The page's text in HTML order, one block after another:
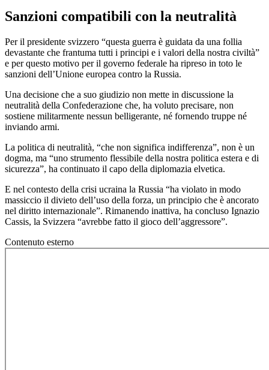
Sanzioni compatibili con la neutralità
Per il presidente svizzero “questa guerra è guidata da una follia
devastante che frantuma tutti i principi e i valori della nostra civiltà”
e per questo motivo per il governo federale ha ripreso in toto le
sanzioni dell’Unione europea contro la Russia.
Una decisione che a suo giudizio non mette in discussione la
neutralità della Confederazione che, ha voluto precisare, non
sostiene militarmente nessun belligerante, né fornendo truppe né
inviando armi.
La politica di neutralità, “che non significa indifferenza”, non è un
dogma, ma “uno strumento flessibile della nostra politica estera e di
sicurezza”, ha continuato il capo della diplomazia elvetica.
E nel contesto della crisi ucraina la Russia “ha violato in modo
massiccio il divieto dell’uso della forza, un principio che è ancorato
nel diritto internazionale”. Rimanendo inattiva, ha concluso Ignazio
Cassis, la Svizzera “avrebbe fatto il gioco dell’aggressore”.
Contenuto esterno